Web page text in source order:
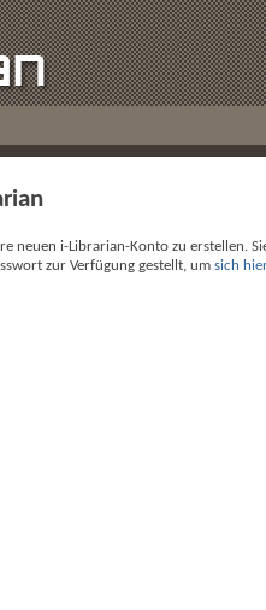
neuen i-Librarian-Konto zu erstellen.
zur Verfügung gestellt, um sich